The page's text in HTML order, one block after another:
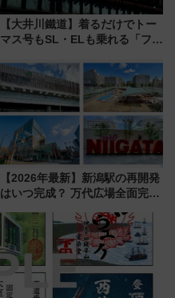
【大井川鐵道】着るだけでトー
マス号もSL・ELも乗れる「フリ
受注販売
【2026年最新】新潟駅の再開発
はいつ完成？ 万代広場全面完成
開発、バスタ新潟構想まで徹底
解説！